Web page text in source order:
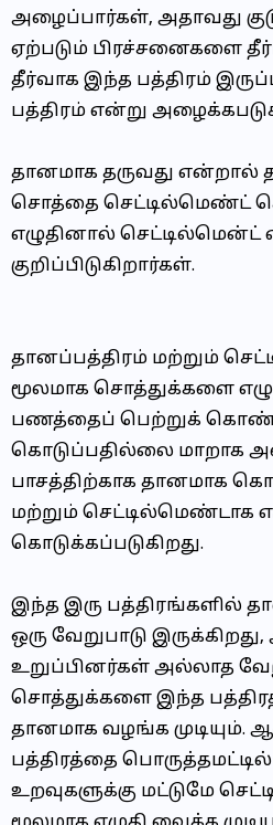
அழைப்பார்கள், அதாவது
ஏற்படும் பிரச்சனைகளை
தீர்வாக இந்த பத்திரம்
பத்திரம் என்று
தானமாக தருவது என்றால்
சொத்தை செட்டில்மெண்ட்
எழுதினால் செட்டில்மென்ட்
குறிப்பிடுகிறார்கள்.
தானப்பத்திரம் மற்றும்
மூலமாக சொத்துக்களை
பணத்தைப் பெற்றுக்
கொடுப்பதில்லை மாறாக
பாசத்திற்காக தானமாக
மற்றும் செட்டில்மெண்டாக
கொடுக்கப்படுகிறது.
இந்த இரு பத்திரங்களில்
ஒரு வேறுபாடு
உறுப்பினர்கள் அல்லாத
சொத்துக்களை இந்த
தானமாக வழங்க
பத்திரத்தை பொருத்தமட்டில்
உறவுகளுக்கு மட்டுமே